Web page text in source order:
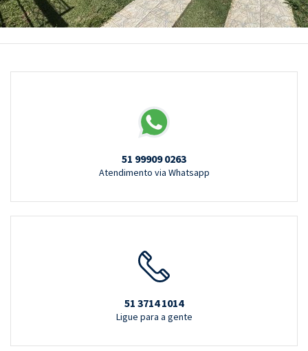
51 99909 0263
Atendimento via Whatsapp
51 3714 1014
Ligue para a gente